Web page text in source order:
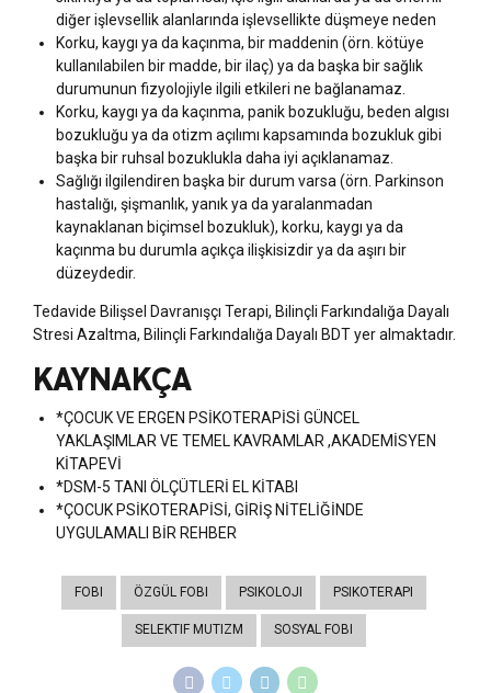
diğer işlevsellik alanlarında işlevsellikte düşmeye neden
Korku, kaygı ya da kaçınma, bir maddenin (örn. kötüye
kullanılabilen bir madde, bir ilaç) ya da başka bir sağlık
durumunun fizyolojiyle ilgili etkileri ne bağlanamaz.
Korku, kaygı ya da kaçınma, panik bozukluğu, beden algısı
bozukluğu ya da otizm açılımı kapsamında bozukluk gibi
başka bir ruhsal bozuklukla daha iyi açıklanamaz.
Sağlığı ilgilendiren başka bir durum varsa (örn. Parkinson
hastalığı, şişmanlık, yanık ya da yaralanmadan
kaynaklanan biçimsel bozukluk), korku, kaygı ya da
kaçınma bu durumla açıkça ilişkisizdir ya da aşırı bir
düzeydedir.
Tedavide Bilişsel Davranışçı Terapi, Bilinçli Farkındalığa Dayalı
Stresi Azaltma, Bilinçli Farkındalığa Dayalı BDT yer almaktadır.
KAYNAKÇA
*ÇOCUK VE ERGEN PSİKOTERAPİSİ GÜNCEL
YAKLAŞIMLAR VE TEMEL KAVRAMLAR ,AKADEMİSYEN
KİTAPEVİ
*DSM-5 TANI ÖLÇÜTLERİ EL KİTABI
*ÇOCUK PSİKOTERAPİSİ, GİRİŞ NİTELİĞİNDE
UYGULAMALI BİR REHBER
FOBI ÖZGÜL FOBI PSIKOLOJI PSIKOTERAPI
SELEKTIF MUTIZM SOSYAL FOBI